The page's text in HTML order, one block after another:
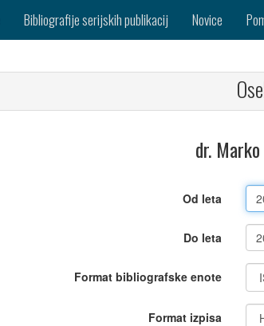
Bibliografije serijskih publikacij Novice
dr.
Od leta
Do leta
Format bibliografske enote
Format izpisa